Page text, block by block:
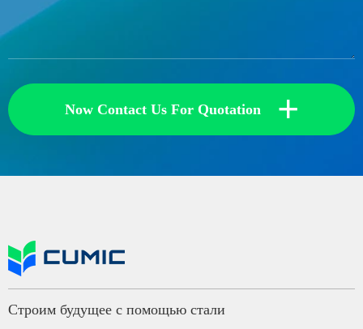
Now Contact Us For Quotation +
Строим будущее с помощью стали